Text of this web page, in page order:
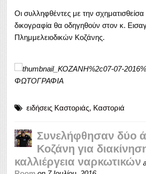
Οι συλληφθέντες με την
δικογραφία θα οδηγηθούν στον κ.
Πλημμελειοδικών Κοζάνης.
ειδήσεις Καστοριάς, Καστοριά
Συνελήφθησαν δύο
Κοζάνη για
καλλιέργεια ναρκωτικών